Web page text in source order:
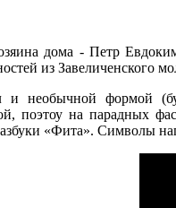
дома - Петр
из Завеличенского
и необычной формой
поэтоу на парадных
«Фита». Символы